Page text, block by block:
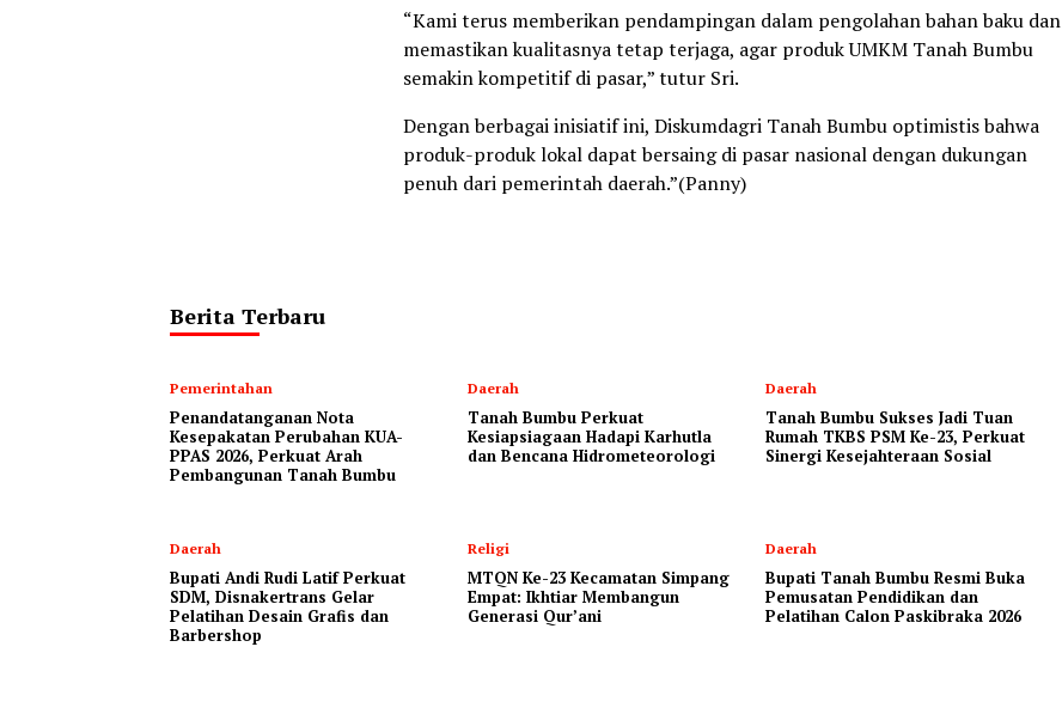
“Kami terus memberikan pendampingan dalam pengolahan bahan baku dan
memastikan kualitasnya tetap terjaga, agar produk UMKM Tanah Bumbu
semakin kompetitif di pasar,” tutur Sri.
Dengan berbagai inisiatif ini, Diskumdagri Tanah Bumbu optimistis bahwa
produk-produk lokal dapat bersaing di pasar nasional dengan dukungan
penuh dari pemerintah daerah.”(Panny)
Berita Terbaru
Pemerintahan
Penandatanganan Nota
Kesepakatan Perubahan KUA-
PPAS 2026, Perkuat Arah
Pembangunan Tanah Bumbu
Daerah
Tanah Bumbu Perkuat
Kesiapsiagaan Hadapi Karhutla
dan Bencana Hidrometeorologi
Daerah
Tanah Bumbu Sukses Jadi Tuan
Rumah TKBS PSM Ke-23, Perkuat
Sinergi Kesejahteraan Sosial
Daerah
Bupati Andi Rudi Latif Perkuat
SDM, Disnakertrans Gelar
Pelatihan Desain Grafis dan
Barbershop
Religi
MTQN Ke-23 Kecamatan Simpang
Empat: Ikhtiar Membangun
Generasi Qur’ani
Daerah
Bupati Tanah Bumbu Resmi Buka
Pemusatan Pendidikan dan
Pelatihan Calon Paskibraka 2026